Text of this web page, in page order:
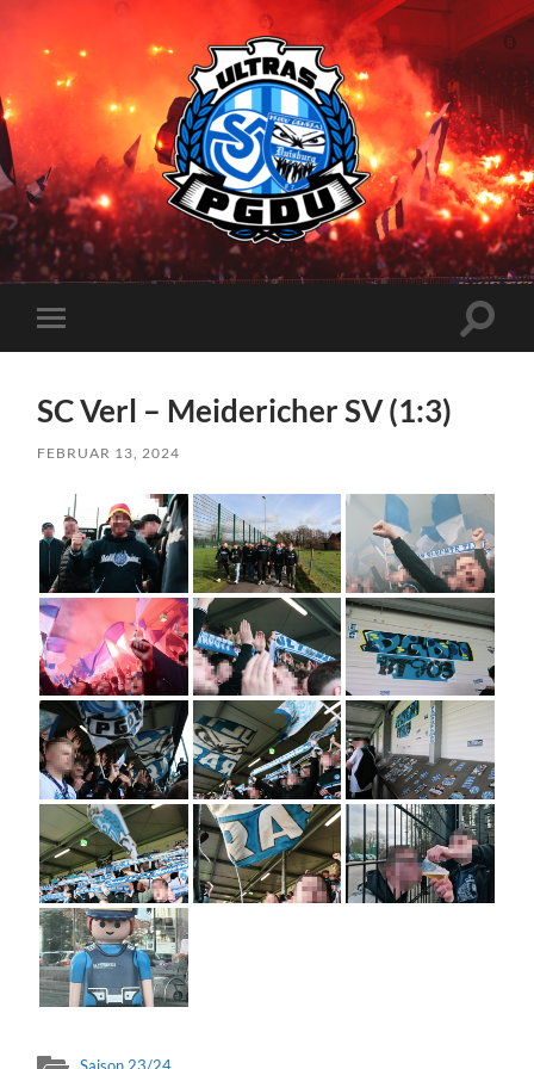
Proud
Generation
Duisburg
Mobile-
Menü
SC Verl – Meidericher SV (1:3)
FEBRUAR 13, 2024